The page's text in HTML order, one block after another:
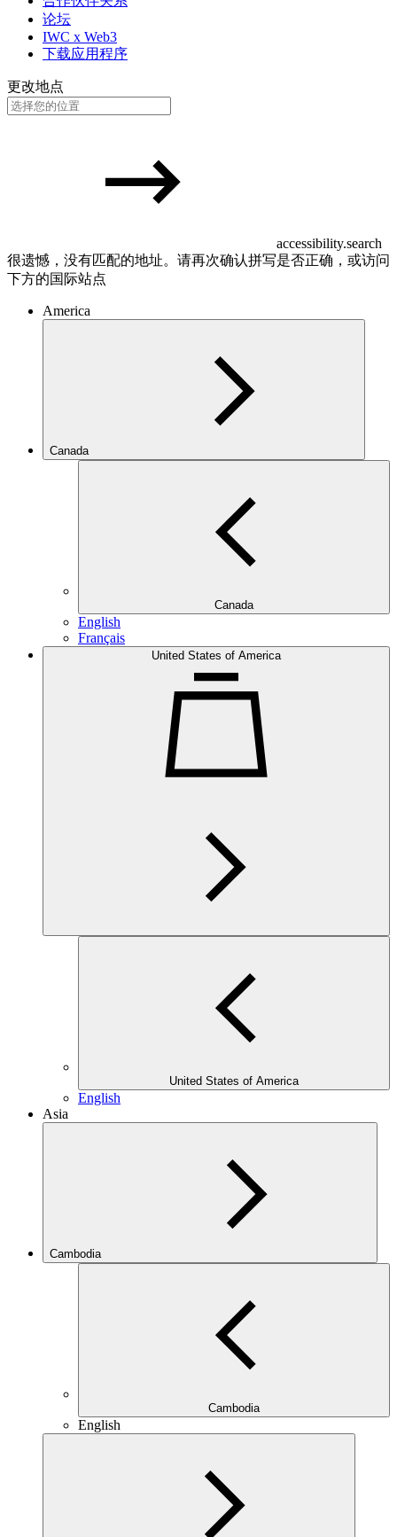
论坛
IWC x Web3
下载应用程序
更改地点
accessibility.search
很遗憾，没有匹配的地址。请再次确认拼写是否正确，或访问
下方的国际站点
America
Canada
Canada
English
Français
United States of America
United States of America
English
Asia
Cambodia
Cambodia
English